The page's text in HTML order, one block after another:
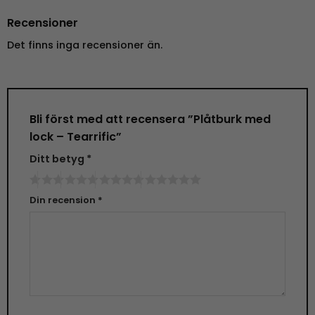
Recensioner
Det finns inga recensioner än.
Bli först med att recensera ”Plåtburk med
lock – Tearrific”
Ditt betyg *
Din recension *